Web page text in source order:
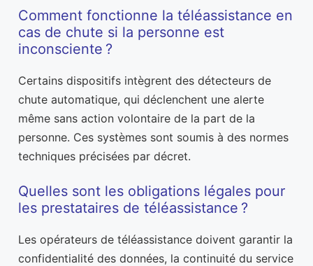
Comment fonctionne la téléassistance en
cas de chute si la personne est
inconsciente ?
Certains dispositifs intègrent des détecteurs de
chute automatique, qui déclenchent une alerte
même sans action volontaire de la part de la
personne. Ces systèmes sont soumis à des normes
techniques précisées par décret.
Quelles sont les obligations légales pour
les prestataires de téléassistance ?
Les opérateurs de téléassistance doivent garantir la
confidentialité des données, la continuité du service